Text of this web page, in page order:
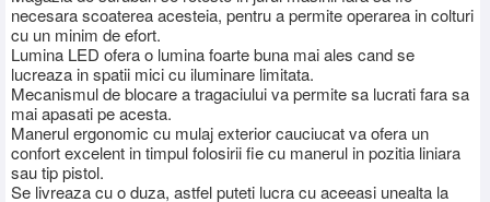
necesara scoaterea acesteia, pentru a permite operarea in colturi
cu un minim de efort.
Lumina LED ofera o lumina foarte buna mai ales cand se
lucreaza in spatii mici cu iluminare limitata.
Mecanismul de blocare a tragaciului va permite sa lucrati fara sa
mai apasati pe acesta.
Manerul ergonomic cu mulaj exterior cauciucat va ofera un
confort excelent in timpul folosirii fie cu manerul in pozitia liniara
sau tip pistol.
Se livreaza cu o duza, astfel puteti lucra cu aceeasi unealta la